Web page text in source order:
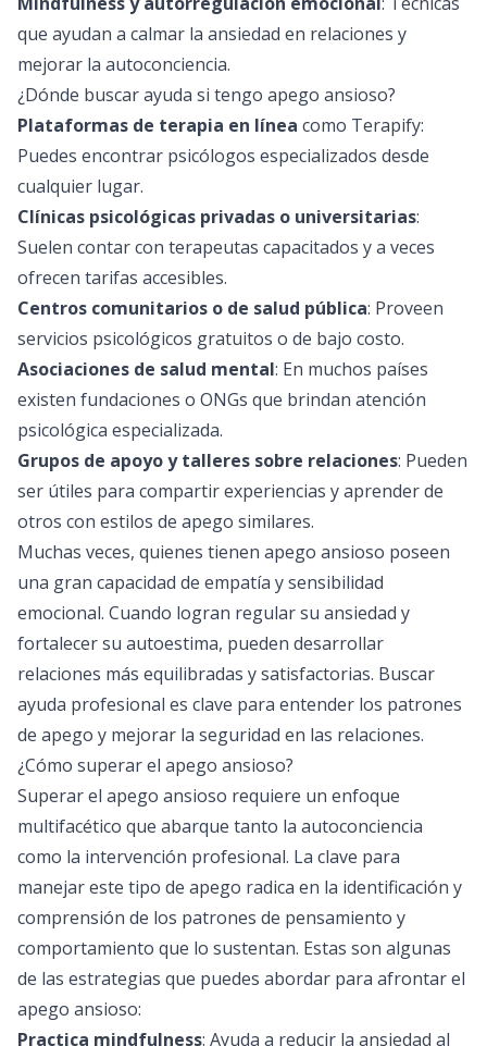
que ayudan a calmar la ansiedad en relaciones y
mejorar la autoconciencia.
¿Dónde buscar ayuda si tengo apego ansioso?
Plataformas de terapia en línea como Terapify:
Puedes encontrar psicólogos especializados desde
cualquier lugar.
Clínicas psicológicas privadas o universitarias:
Suelen contar con terapeutas capacitados y a veces
ofrecen tarifas accesibles.
Centros comunitarios o de salud pública: Proveen
servicios psicológicos gratuitos o de bajo costo.
Asociaciones de salud mental: En muchos países
existen fundaciones o ONGs que brindan atención
psicológica especializada.
Grupos de apoyo y talleres sobre relaciones: Pueden
ser útiles para compartir experiencias y aprender de
otros con estilos de apego similares.
Muchas veces, quienes tienen apego ansioso poseen
una gran capacidad de empatía y sensibilidad
emocional. Cuando logran regular su ansiedad y
fortalecer su autoestima, pueden desarrollar
relaciones más equilibradas y satisfactorias. Buscar
ayuda profesional es clave para entender los patrones
de apego y mejorar la seguridad en las relaciones.
¿Cómo superar el apego ansioso?
Superar el apego ansioso requiere un enfoque
multifacético que abarque tanto la autoconciencia
como la intervención profesional. La clave para
manejar este tipo de apego radica en la identificación y
comprensión de los patrones de pensamiento y
comportamiento que lo sustentan. Estas son algunas
de las estrategias que puedes abordar para afrontar el
apego ansioso:
Practica mindfulness: Ayuda a reducir la ansiedad al